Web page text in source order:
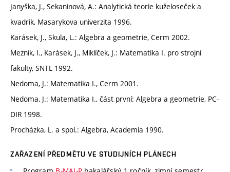
Janyška, J., Sekaninová, A.: Analytická teorie kuželoseček a
kvadrik, Masarykova univerzita 1996.
Karásek, J., Skula, L.: Algebra a geometrie, Cerm 2002.
Mezník, I., Karásek, J., Miklíček, J.: Matematika I. pro strojní
fakulty, SNTL 1992.
Nedoma, J.: Matematika I., Cerm 2001.
Nedoma, J.: Matematika I., část první: Algebra a geometrie, PC-
DIR 1998.
Procházka, L. a spol.: Algebra, Academia 1990.
ZAŘAZENÍ PŘEDMĚTU VE STUDIJNÍCH PLÁNECH